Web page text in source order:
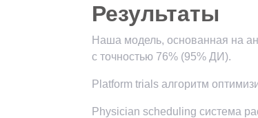
Результаты
Наша модель, основанная на
с точностью 76% (95% ДИ).
Platform trials алгоритм
Physician scheduling система